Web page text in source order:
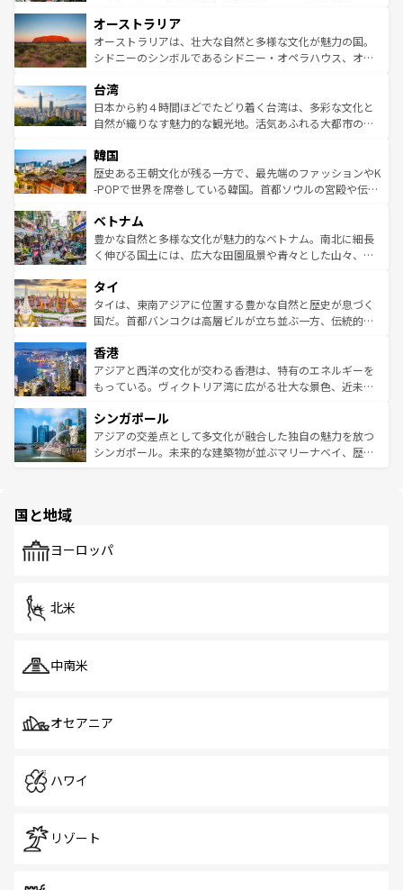
部のニューオーリンズでは、音楽と美食が融合した独特の
文化が魅力。旅行者はアメリカの各地域で異なる魅力を楽
しみながら、その多様性と豊かな歴史を感じることができ
ならではの贅沢な旅のスタイルだ。 なお、新着のアメリカ
情報はコンテンツ一覧を参照してほしい。
ワイ島は見逃せない。また、定番の観光地といえばオアフ
島だが、静かな自然を求めるならマウイ島やカウアイ島が
おすすめ。エメラルドグリーンに輝く海をはじめ、豊かな
れるおもてなしの心で訪れる人々を迎えてくれるハワイの
人々、おいしいローカルフードやハワイアンミュージッ
ク、伝統的なフラダンスなど、すべてがハワイの魅力を彩
ワイを、存分に味わってほしい。 なお、新着のハワイ情報
はコンテンツ一覧を参照してほしい。
オーストラリア
オーストラリアは、壮大な自然と多様な文化が魅力の国。
シドニーのシンボルであるシドニー・オペラハウス、オー
リアリーフや大陸中央部にそびえるウルル（エアーズロッ
ク）、タスマニアの美しい原生林やケアンズの熱帯雨林な
ど、見どころがたくさん。また、カフェやワイン、オージ
いる。アクティビティも充実しており、サーフィンやダイ
ビング、ハイキングなど、アウトドア好きにはたまらな
い。オーストラリアの多彩な魅力を存分に味わいつくそ
参照してほしい。
台湾
日本から約４時間ほどでたどり着く台湾は、多彩な文化と
自然が織りなす魅力的な観光地。活気あふれる大都市の台
ン）、静ひつな山岳地帯である台湾東部など、都市の喧騒
と山間の静けさが共存しており、訪れる人に新しい発見と
驚きをもたらしてくれる。また、奥深い台湾の食文化も魅
容にもいいと評判のスイーツなど、バラエティ豊かな料理
が味わえる。 なお、新着の台湾情報は コンテンツ一覧を参
照してほしい。
韓国
歴史ある王朝文化が残る一方で、最先端のファッションやK
-POPで世界を席巻している韓国。首都ソウルの宮殿や伝統
き、地方に足を延ばせば四季折々の自然美を楽しむことが
できる。そして、キムチや焼肉、絶品のストリートフード
まで、さまざまな韓国料理が待っている。夜には、韓国な
リティに包まれながら、韓国の多彩な魅力を心ゆくまで味
わってみてほしい。 なお、新着の韓国情報はコンテンツ一
覧を参照してほしい。
ベトナム
豊かな自然と多様な文化が魅力的なベトナム。南北に細長
く伸びる国土には、広大な田園風景や青々とした山々、世
急速な発展と共に伝統が息づく。ハノイの古い町並みやホ
ーチミン市のフランス統治時代の建物も、独特の雰囲気を
醸し出している。また、バラエティの豊かさとおいしさで
とつ。フォーやバインミー、ベトナムコーヒーなどは、ぜ
ひ現地で味わいたい。どの地域を訪れてもあたたかい人々
が旅行者を迎えてくれるので、きっと忘れられない旅にな
参照してほしい。
タイ
タイは、東南アジアに位置する豊かな自然と歴史が息づく
国だ。首都バンコクは高層ビルが立ち並ぶ一方、伝統的な
の活気が交差している。北部ではチェンマイなどの山岳地
帯で自然と触れ合い、南部ではプーケットやクラビの美し
いビーチでリゾート気分を楽しむことができる。タイ料理
激する。気候は一年中温暖で、どの季節にも異なる楽しみ
が待っている。親しみやすいタイの人々、仏教を中心とし
た文化、そして多様な観光資源が、訪れる旅人を魅了し続
香港
アジアと西洋の文化が交わる香港は、特有のエネルギーを
もっている。ヴィクトリア湾に広がる壮大な景色、近未来
み、どこを訪れても感動するはず。観光スポットが密集し
ており、効率よく見どころを回れるのも魅力。息をのむよ
うな絶景から文化的な体験まで、香港を存分に楽しみ尽く
シンガポール
アジアの交差点として多文化が融合した独自の魅力を放つ
シンガポール。未来的な建築物が並ぶマリーナベイ、歴史
で、ホーカーズは地元の風情を楽しめる外せないスポット
国と地域
ヨーロッパ
北米
中南米
オセアニア
ハワイ
リゾート